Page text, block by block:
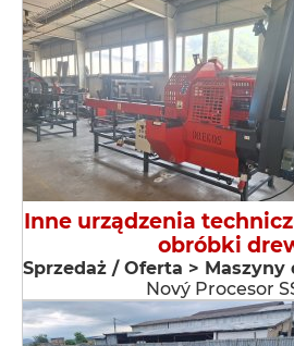
Inne urządzenia
obróbki
Sprzedaż / Oferta >
Nový Procesor